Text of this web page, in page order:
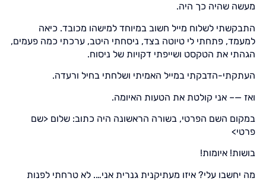
מעשה שהיה כך היה.
התבקשתי לשלוח מייל חשוב במיוחד למישהו מכובד. כיאה
למעמד, פתחתי לי טיוטה בצד, ניסחתי היטב, ערכתי כמה פעמים,
הגהתי את הטקסט ושייפתי דקויות של ניסוח.
העתקתי-הדבקתי במייל האמיתי ושלחתי בחיל ורעדה.
ואז —– אני קולטת את הטעות האיומה.
במקום השם הפרטי, בשורה הראשונה היה כתוב: שלום <שם
פרטי>
בושות! איומות!
מה יחשבו עלי? איזו מעתיקנית גנרית אני…. לא טרחתי לפנות